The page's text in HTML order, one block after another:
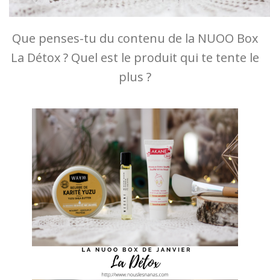
Que penses-tu du contenu de la NUOO Box
La Détox ? Quel est le produit qui te tente le
plus ?